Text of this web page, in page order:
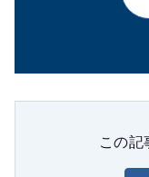
この記